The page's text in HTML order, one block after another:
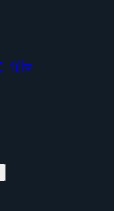
·详情